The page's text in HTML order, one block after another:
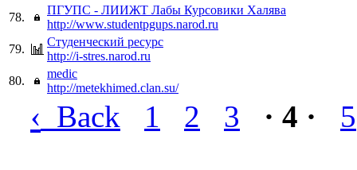
78.
ПГУПС - ЛИИЖТ Лабы Курсовики Халява
http://www.studentpgups.narod.ru
79.
Студенческий ресурс
http://i-stres.narod.ru
80.
medic
http://metekhimed.clan.su/
‹ Back 1 2 3 · 4 · 5